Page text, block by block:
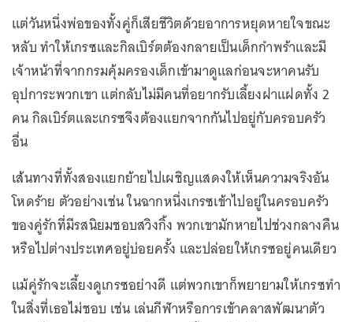
แต่วันหนึ่งพ่อของทั้งคู่ก็เสียชีวิตด้วยอาการหยุดหายใจขณะ
หลับ ทำให้เกรซและกิลเบิร์ตต้องกลายเป็นเด็กกำพร้าและมี
เจ้าหน้าที่จากกรมคุ้มครองเด็กเข้ามาดูแลก่อนจะหาคนรับ
อุปการะพวกเขา แต่กลับไม่มีคนที่อยากรับเลี้ยงฝาแฝดทั้ง 2
คน กิลเบิร์ตและเกรซจึงต้องแยกจากกันไปอยู่กับครอบครัว
อื่น
เส้นทางที่ทั้งสองแยกย้ายไปเผชิญแสดงให้เห็นความจริงอัน
โหดร้าย ตัวอย่างเช่น ในฉากหนึ่งเกรซเข้าไปอยู่ในครอบครัว
ของคู่รักที่มีรสนิยมชอบสวิงกิ้ง พวกเขามักหายไปช่วงกลางคืน
หรือไปต่างประเทศอยู่บ่อยครั้ง และปล่อยให้เกรซอยู่คนเดียว
แม้คู่รักจะเลี้ยงดูเกรซอย่างดี แต่พวกเขาก็พยายามให้เกรซทำ
ในสิ่งที่เธอไม่ชอบ เช่น เล่นกีฬาหรือการเข้าคลาสพัฒนาตัว